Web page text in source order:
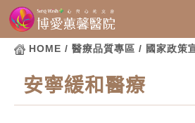
HOME / 醫療品質專區 / 國家政策
安寧緩和醫療